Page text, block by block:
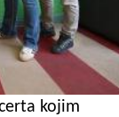
kojim